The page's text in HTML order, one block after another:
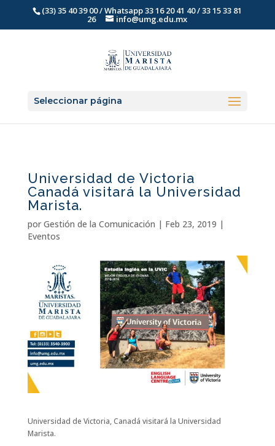
(33) 35 40 39 00 / Whatsapp 33 16 20 41 40 / 33 15 33 81
26 info@umg.edu.mx
Seleccionar página
Universidad de Victoria
Canadá visitará la Universidad
Marista.
por Gestión de la Comunicación | Feb 23, 2019 |
Eventos
Universidad de Victoria, Canadá visitará la Universidad
Marista.